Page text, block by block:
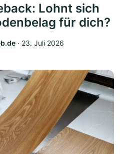
Lohnt sich
für dich?
‧ 23. Juli 2026